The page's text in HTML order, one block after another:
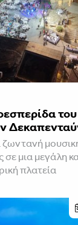
μια μεγάλη
πλατεία